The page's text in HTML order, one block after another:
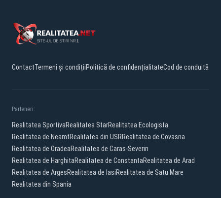
ContactTermeni și condițiiPolitică de confidențialitateCod de conduită
Parteneri:
Realitatea SportivaRealitatea StarRealitatea Ecologista
Realitatea de NeamtRealitatea din USRRealitatea de Covasna
Realitatea de OradeaRealitatea de Caras-Severin
Realitatea de HarghitaRealitatea de ConstantaRealitatea de Arad
Realitatea de ArgesRealitatea de IasiRealitatea de Satu Mare
Realitatea din Spania